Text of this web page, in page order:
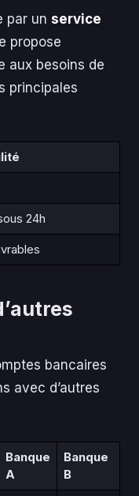
par un service
propose
aux besoins de
principales
24h
bancaires
avec d’autres
Banque
A
Banque
B